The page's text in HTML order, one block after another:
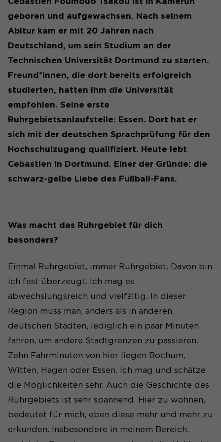
geboren und aufgewachsen. Nach seinem
Abitur kam er mit 20 Jahren nach
Deutschland, um sein Studium an der
Technischen Universität Dortmund zu starten.
Freund*innen, die dort bereits erfolgreich
studierten, hatten ihm die Universität
empfohlen. Seine erste
Ruhrgebietsanlaufstelle: Essen. Dort hat er
sich mit der deutschen Sprachprüfung für den
Hochschulzugang qualifiziert. Heute lebt
Cebastien in Dortmund. Einer der Gründe: die
schwarz-gelbe Liebe des Fußball-Fans.
Was macht das Ruhrgebiet für dich
besonders?
Einmal Ruhrgebiet, immer Ruhrgebiet. Davon bin
ich fest überzeugt. Ich mag es
abwechslungsreich und vielfältig. In dieser
Region muss man, anders als in anderen
deutschen Städten, lediglich ein paar Minuten
fahren, um andere Stadtgrenzen zu passieren.
Zehn Fahrminuten von hier liegen Bochum,
Witten, Hagen oder Essen. Ich mag und schätze
die Möglichkeiten sehr. Auch die Geschichte des
Ruhrgebiets ist sehr spannend. Hier zu wohnen,
bedeutet für mich, eben diese mehr und mehr zu
erkunden. Insbesondere in meinem Bereich,
Name SgCookieOptin.lastPreferences
Anbieter
Laufzeit 1 Jahr
Zweck
Dieser Wert speichert Ihre
anderem eine zufällig
generierte ID, für die
vorgenommen Einstellungen,
falls der Webseiten-Betreiber
dies eingestellt hat.
Anbieter Matomo
Zweck
Erfasst Statistiken über
Besuche des Benutzers auf
Anzahl der Besuche,
durchschnittliche
Verweildauer auf der
gelesen wurden.
1 Tag
Zweck
Seitenabrufe des Besuchers
nachzuverfolgen.